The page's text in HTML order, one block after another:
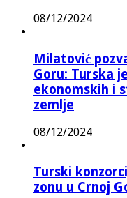
08/12/2024
Milatović
Goru: Turska
ekonomskih i
zemlje
08/12/2024
Turski
zonu u Crnoj